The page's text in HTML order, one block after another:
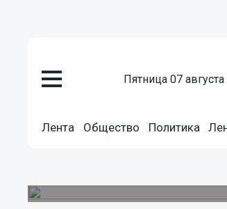
пятница 07
Лента Общество Политика
Некачественная